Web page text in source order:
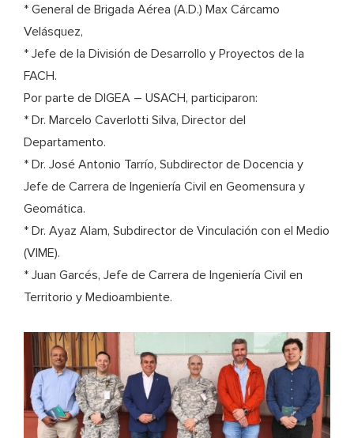
* General de Brigada Aérea (A.D.) Max Cárcamo
Velásquez,
* Jefe de la División de Desarrollo y Proyectos de la
FACH.
Por parte de DIGEA – USACH, participaron:
* Dr. Marcelo Caverlotti Silva, Director del
Departamento.
* Dr. José Antonio Tarrío, Subdirector de Docencia y
Jefe de Carrera de Ingeniería Civil en Geomensura y
Geomática.
* Dr. Ayaz Alam, Subdirector de Vinculación con el Medio
(VIME).
* Juan Garcés, Jefe de Carrera de Ingeniería Civil en
Territorio y Medioambiente.